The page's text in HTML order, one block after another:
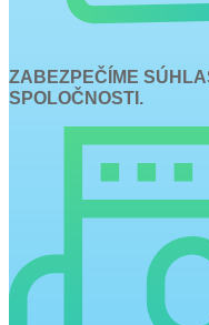
ZABEZPEČÍME
SPOLOČNOSTI.